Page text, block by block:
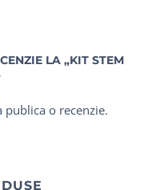
LA „KIT STEM
publica o recenzie.